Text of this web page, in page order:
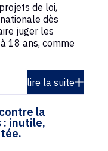
de loi,
dès
juger les
18 ans, comme
lire la suite
la
: inutile,